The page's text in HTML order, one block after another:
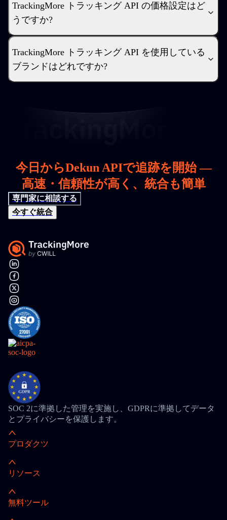
TrackingMore トラッキング API の価格設定はど
うですか?
TrackingMore トラッキング API を使用している
ブランドはどれですか?
今日からDekun APIで追跡を開始 —
高速・信頼性が高く、統合も簡単
専門家に相談する
今すぐ統合
SOC 2に準拠した管理を実施し、GDPRに準拠してデータ
とプライバシーを保護します。
プロダクツ
リソース
無料ツール